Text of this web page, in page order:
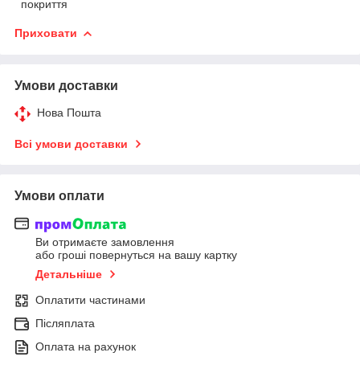
покриття
Приховати
Умови доставки
Нова Пошта
Всі умови доставки
Умови оплати
Ви отримаєте замовлення
або гроші повернуться на вашу картку
Детальніше
Оплатити частинами
Післяплата
Оплата на рахунок